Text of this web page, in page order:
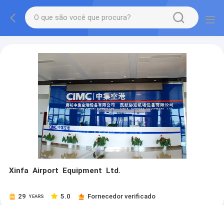
Xinfa Airport Equipment Ltd.
29 YEARS 5.0 Fornecedor verificado